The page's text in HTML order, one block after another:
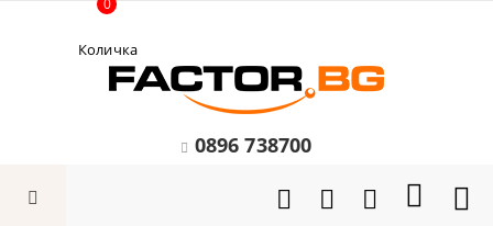
Количка
0
0896 738700